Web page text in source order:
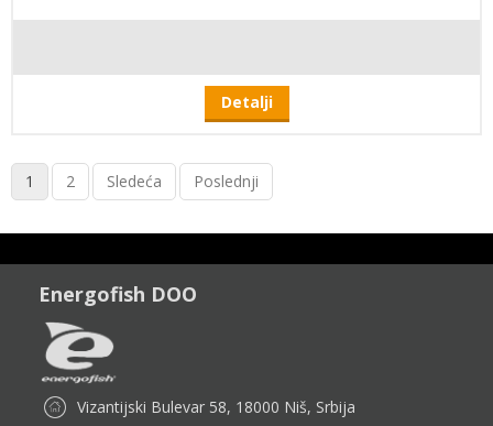
Detalji
1 2 Sledeća Poslednji
Energofish DOO
Vizantijski Bulevar 58, 18000 Niš, Srbija